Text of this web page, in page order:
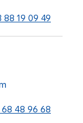
88 19 09 49
48 96 68